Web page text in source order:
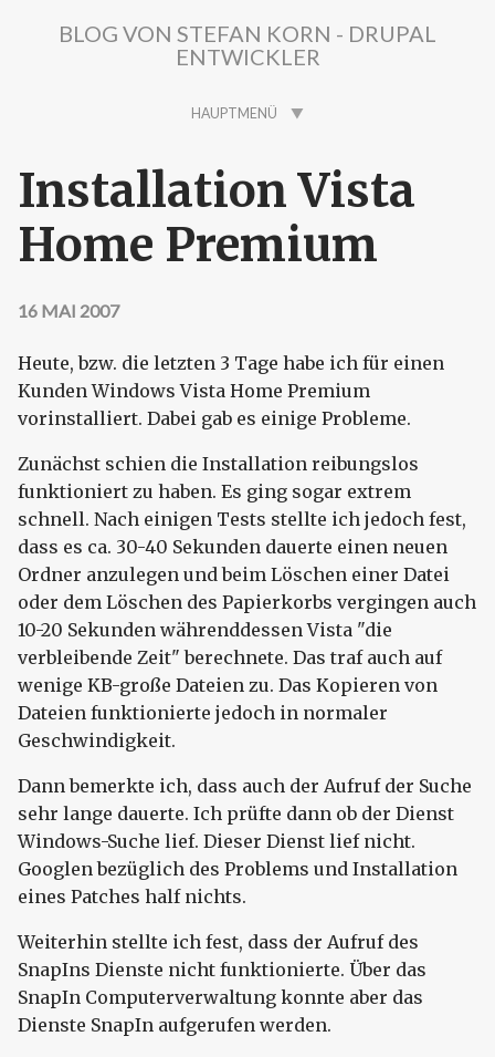
BLOG VON STEFAN KORN - DRUPAL
ENTWICKLER
HAUPTMENÜ
Installation Vista
Home Premium
16 MAI 2007
Heute, bzw. die letzten 3 Tage habe ich für einen
Kunden Windows Vista Home Premium
vorinstalliert. Dabei gab es einige Probleme.
Zunächst schien die Installation reibungslos
funktioniert zu haben. Es ging sogar extrem
schnell. Nach einigen Tests stellte ich jedoch fest,
dass es ca. 30-40 Sekunden dauerte einen neuen
Ordner anzulegen und beim Löschen einer Datei
oder dem Löschen des Papierkorbs vergingen auch
10-20 Sekunden währenddessen Vista "die
verbleibende Zeit" berechnete. Das traf auch auf
wenige KB-große Dateien zu. Das Kopieren von
Dateien funktionierte jedoch in normaler
Geschwindigkeit.
Dann bemerkte ich, dass auch der Aufruf der Suche
sehr lange dauerte. Ich prüfte dann ob der Dienst
Windows-Suche lief. Dieser Dienst lief nicht.
Googlen bezüglich des Problems und Installation
eines Patches half nichts.
Weiterhin stellte ich fest, dass der Aufruf des
SnapIns Dienste nicht funktionierte. Über das
SnapIn Computerverwaltung konnte aber das
Dienste SnapIn aufgerufen werden.